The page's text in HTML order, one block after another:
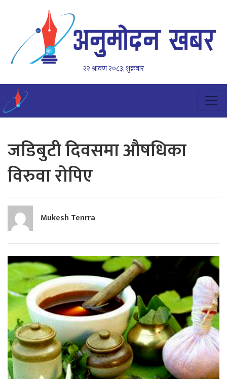
२२ श्रावण २०८३, शुक्रबार
जडिबुटी दिवसमा औषधिका
विरुवा रोपिए
Mukesh Tenrra